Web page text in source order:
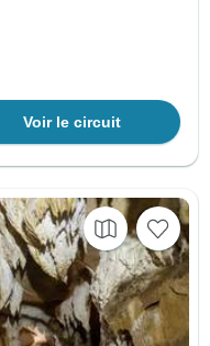
Voir le circuit